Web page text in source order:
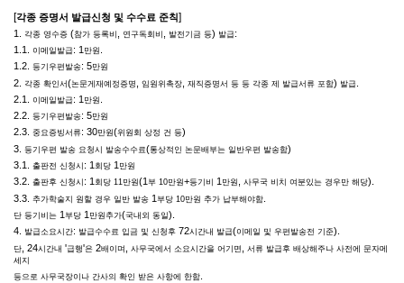
[각종 증명서 발급신청 및 수수료 준칙]
1. 각종 영수증 (참가 등록비 연구독회비 발전기금 등) 발급:
1.1.
이메일발급: 1 만원
1.2. 등기우편발송: 5만원
2. 각종 확인서(논문게재예정증명 임원위촉장 재직증명서 등 등 각종 제 발급서류 포함) 발급
2.1.
이메일발급: 1 만원
2.2. 등기우편발송: 5만원
2.3. 중요증빙서류: 30만원(위원회 상정 건 등)
3. 등기우편 발송 요청시 발송수수료(통상적인 논문배부는 일반우편 발송함)
3.1. 출판전 신청시 : 1 회당 1 만원
3.2. 출판후 신청시 : 1회당 11만원(1부 10만원+등기비 1만원 , 사무국 비치 여분있는 경우만 해당).
3.3. 추가학술지 원할 경우 일반 발송 1 부당 10만원 추가 납부해야함
단 등기비는 1 부당 1 만원추가(국내외 동일).
4. 발급소요시간: 발급수수료 입금 및 신청후 72시간내 발급(이메일 및 우편발송전 기준).
단 , 24시간내 '급행'은 2배이며 사무국에서 소요시간을 어기면
서류 발급후 배상해주나 사전에 문자메
세지
등으로 사무국장이나 간사의 확인 받은 사항에 한함